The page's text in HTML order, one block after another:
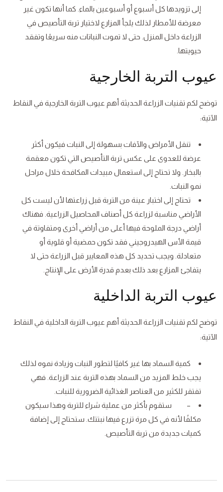
إلى تزويدها كل أسبوع أو أسبوعين بالماء. كما أنها تكون غير
معرضة للأمطار لذلك يلجأ المزارع لاختيار تربة التأصيص في
الزراعة داخل المنزل. حتى لا تموت النباتات منه سريعًا وتفقد
حيويتها.
عيوب التربة الخارجية
توضح لكم تقنيات الزراعة الحديثة أهم عيوب التربة الخارجية في النقاط
الآتية:
تنقل الأمراض والآفات بسهولة إلى النبات فيكون أكثر
عرضة للعدوى على عكس تربة التأصيص التي تكون معقمة
بالبخار. ولا تحتاج إلى استعمال مبيدات المكافحة خلال مراحل
نمو النبات.
تحتاج إلى اختبار عينة من التربة قبل زراعتها لأن ليست كل
الأراضي مناسبة لزراعة كل أصناف المحاصيل الزراعية. فهناك
أراضي درجة الملوحة فيها أعلى من أراضي أخرى ومتفاوتة في
قيمة الأس الهيدروجيني فقد تكون حمضية أو قلوية أو
متعادلة. ويجب تحديد كل هذه المعايير قبل الزراعة حتى لا
يتفاجئ المزارع بعد ذلك بعدم قدرة الأرض على الإنتاج.
عيوب التربة الداخلية
توضح لكم تقنيات الزراعة الحديثة أهم عيوب التربة الداخلية في النقاط
الآتية:
كمية السماد بها غير كافيًا لتطور النبات وزيادة نموه لذلك
يجب خلط المزيد من السماد بهذه التربة عند الزراعة. فهي
تفتقر للكثير من العناصر الغذائية الضرورية للنبات.
– ستقوم بأكثر من عملية شراء للتربة وهذا سيكون
مكلفًا لأنه في كل مرة تزرع فيها نبتتك. ستحتاج إلى إضافة
كميات جديدة من تربة التأصيص.